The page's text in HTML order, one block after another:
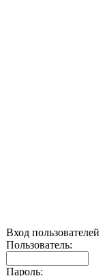
Вход пользователей
Пользователь:
Пароль: